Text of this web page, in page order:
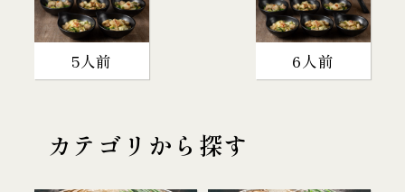
5人前 6人前
カテゴリから探す